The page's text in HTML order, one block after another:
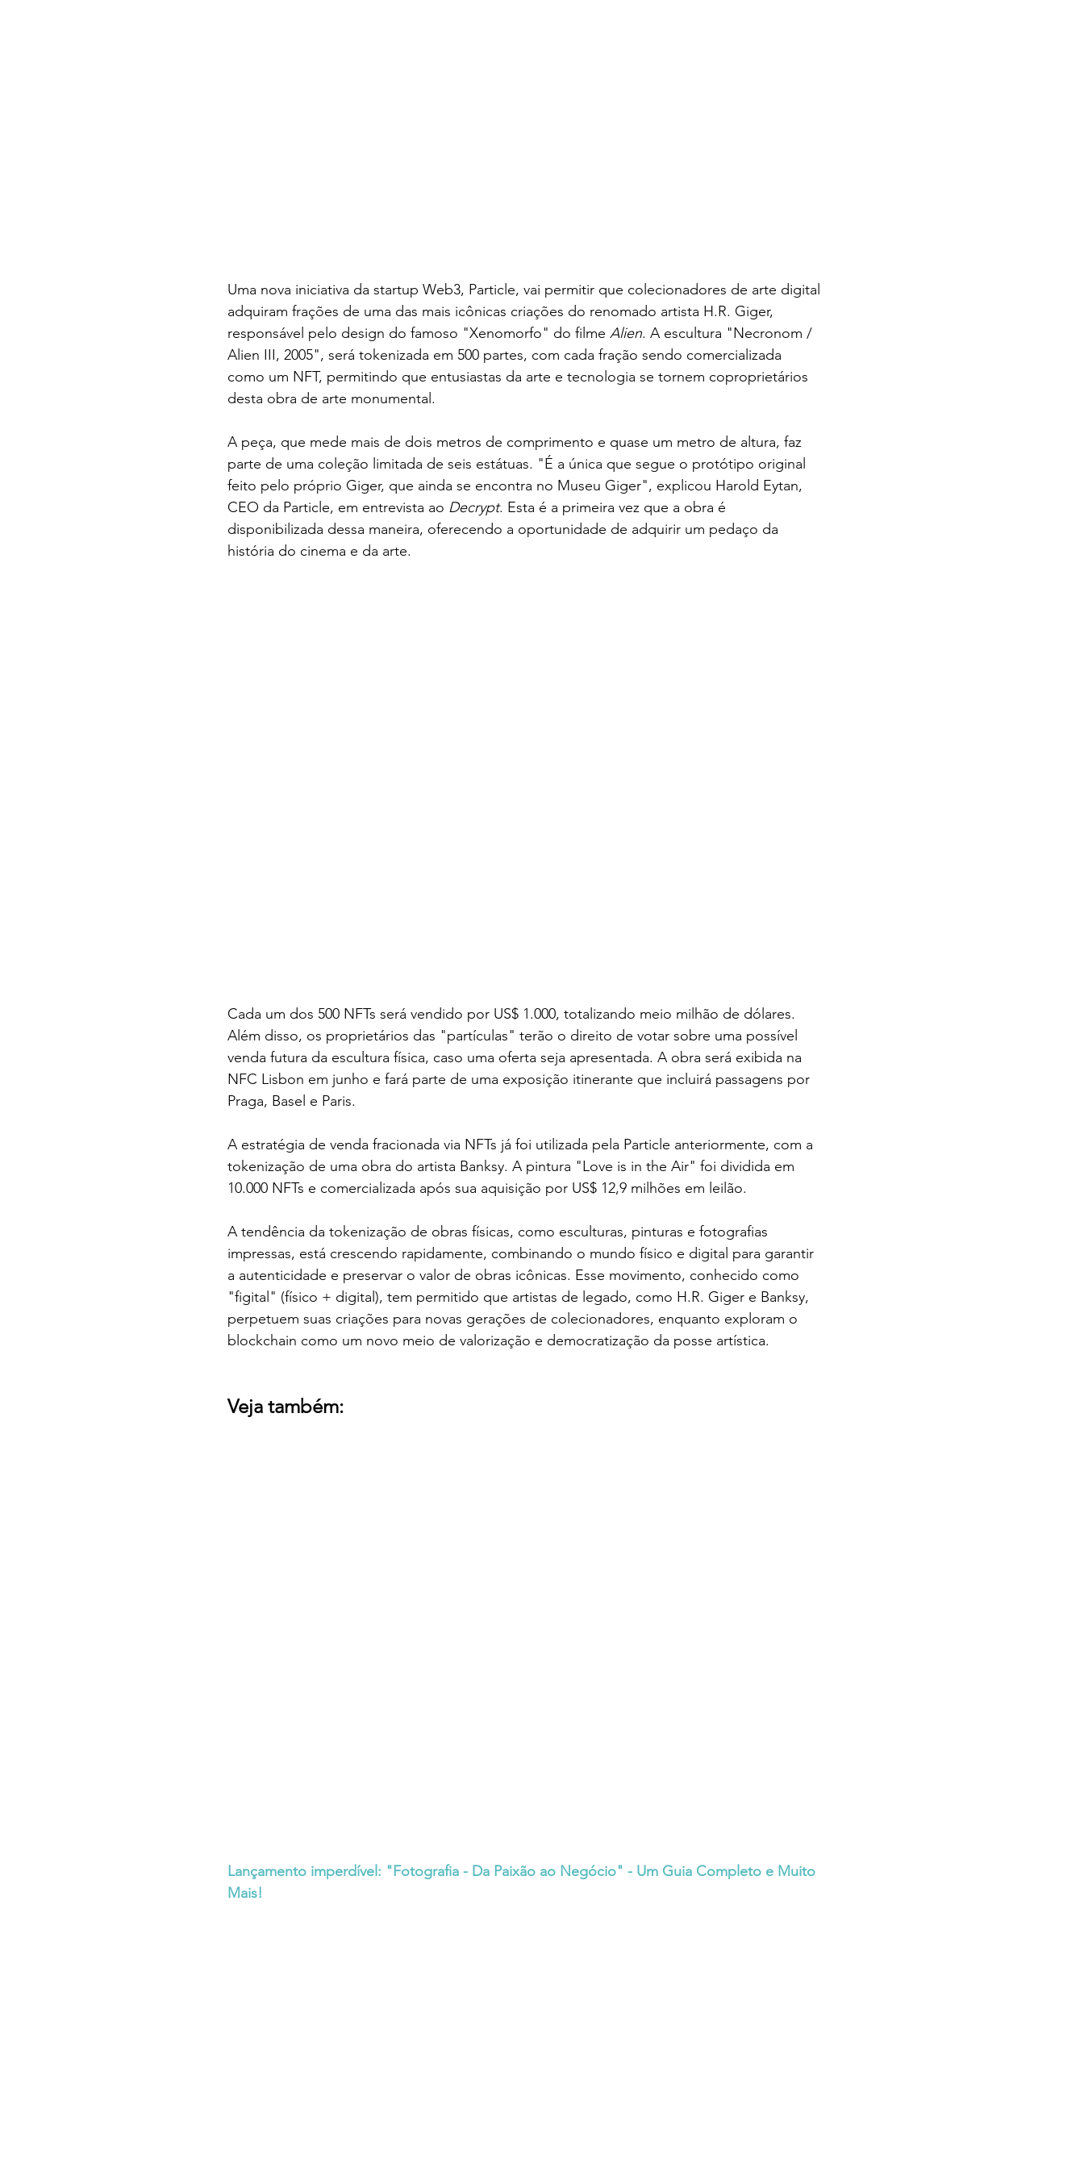
Uma nova iniciativa da startup Web3, Particle, vai permitir que colecionadores de arte digital
adquiram frações de uma das mais icônicas criações do renomado artista H.R. Giger,
responsável pelo design do famoso "Xenomorfo" do filme Alien. A escultura "Necronom /
Alien III, 2005", será tokenizada em 500 partes, com cada fração sendo comercializada
como um NFT, permitindo que entusiastas da arte e tecnologia se tornem coproprietários
desta obra de arte monumental.
A peça, que mede mais de dois metros de comprimento e quase um metro de altura, faz
parte de uma coleção limitada de seis estátuas. "É a única que segue o protótipo original
feito pelo próprio Giger, que ainda se encontra no Museu Giger", explicou Harold Eytan,
CEO da Particle, em entrevista ao Decrypt. Esta é a primeira vez que a obra é
disponibilizada dessa maneira, oferecendo a oportunidade de adquirir um pedaço da
história do cinema e da arte.
Cada um dos 500 NFTs será vendido por US$ 1.000, totalizando meio milhão de dólares.
Além disso, os proprietários das "partículas" terão o direito de votar sobre uma possível
venda futura da escultura física, caso uma oferta seja apresentada. A obra será exibida na
NFC Lisbon em junho e fará parte de uma exposição itinerante que incluirá passagens por
Praga, Basel e Paris.
A estratégia de venda fracionada via NFTs já foi utilizada pela Particle anteriormente, com a
tokenização de uma obra do artista Banksy. A pintura "Love is in the Air" foi dividida em
10.000 NFTs e comercializada após sua aquisição por US$ 12,9 milhões em leilão.
A tendência da tokenização de obras físicas, como esculturas, pinturas e fotografias
impressas, está crescendo rapidamente, combinando o mundo físico e digital para garantir
a autenticidade e preservar o valor de obras icônicas. Esse movimento, conhecido como
"figital" (físico + digital), tem permitido que artistas de legado, como H.R. Giger e Banksy,
perpetuem suas criações para novas gerações de colecionadores, enquanto exploram o
blockchain como um novo meio de valorização e democratização da posse artística.
Veja também:
Lançamento imperdível: "Fotografia - Da Paixão ao Negócio" - Um Guia Completo e Muito
Mais!